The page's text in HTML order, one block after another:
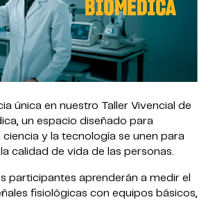
única en nuestro Taller Vivencial de
un espacio diseñado para
y la tecnología se unen para
calidad de vida de las personas.
participantes aprenderán a medir el
fisiológicas con equipos básicos,